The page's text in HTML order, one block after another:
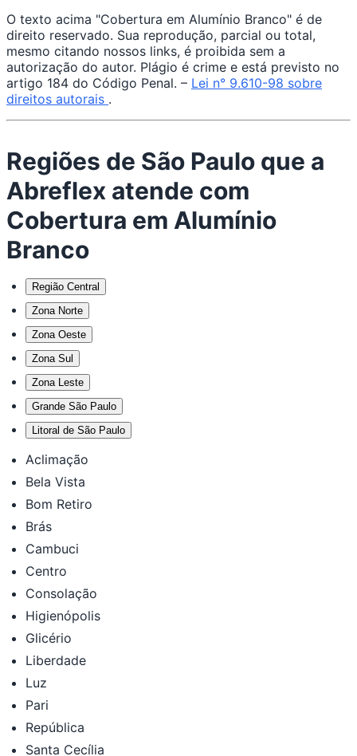
O texto acima "Cobertura em Alumínio Branco" é de
direito reservado. Sua reprodução, parcial ou total,
mesmo citando nossos links, é proibida sem a
autorização do autor. Plágio é crime e está previsto no
artigo 184 do Código Penal. – Lei n° 9.610-98 sobre
direitos autorais .
Regiões de São Paulo que a
Abreflex atende com
Cobertura em Alumínio
Branco
Região Central
Zona Norte
Zona Oeste
Zona Sul
Zona Leste
Grande São Paulo
Litoral de São Paulo
Aclimação
Bela Vista
Bom Retiro
Brás
Cambuci
Centro
Consolação
Higienópolis
Glicério
Liberdade
Luz
Pari
República
Santa Cecília